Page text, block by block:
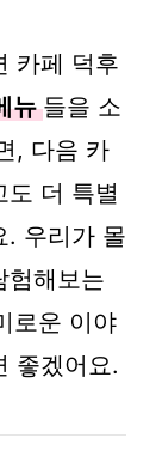
카페 덕후
뉴 들을 소
, 다음 카
더 특별
. 우리가 몰
험해보는
로운 이야
좋겠어요.